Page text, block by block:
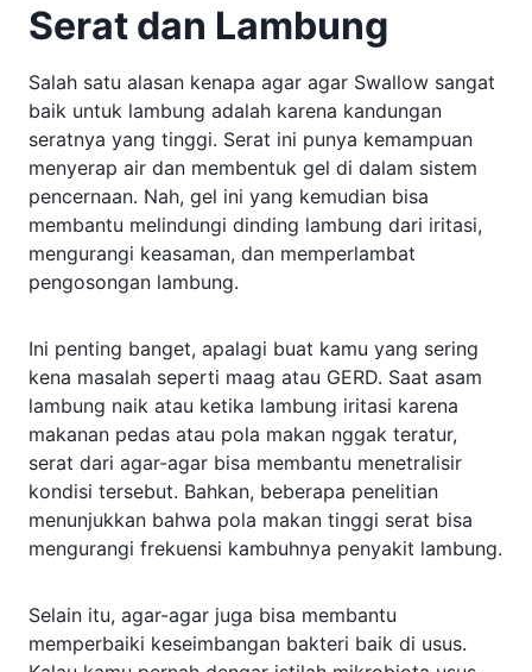
Serat dan Lambung
Salah satu alasan kenapa agar agar Swallow sangat
baik untuk lambung adalah karena kandungan
seratnya yang tinggi. Serat ini punya kemampuan
menyerap air dan membentuk gel di dalam sistem
pencernaan. Nah, gel ini yang kemudian bisa
membantu melindungi dinding lambung dari iritasi,
mengurangi keasaman, dan memperlambat
pengosongan lambung.
Ini penting banget, apalagi buat kamu yang sering
kena masalah seperti maag atau GERD. Saat asam
lambung naik atau ketika lambung iritasi karena
makanan pedas atau pola makan nggak teratur,
serat dari agar-agar bisa membantu menetralisir
kondisi tersebut. Bahkan, beberapa penelitian
menunjukkan bahwa pola makan tinggi serat bisa
mengurangi frekuensi kambuhnya penyakit lambung.
Selain itu, agar-agar juga bisa membantu
memperbaiki keseimbangan bakteri baik di usus.